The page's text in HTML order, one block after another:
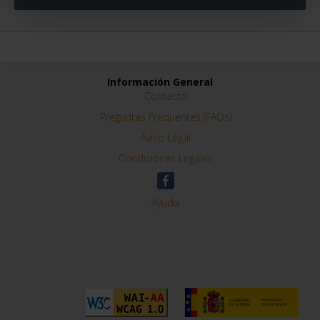
Información General
Contacto
Preguntas Frequentes (FAQs)
Aviso Legal
Condiciones Legales
Ayuda